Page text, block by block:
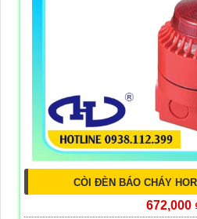
CÒI ĐÈN BÁO CHÁY
672,000